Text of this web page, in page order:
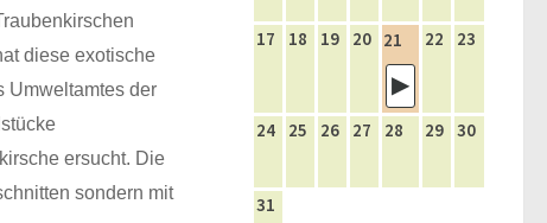
diese exotische
Umweltamtes der
ersucht. Die
sondern mit
17 18 19 20 21 22 23
24 25 26 27 28 29 30
31